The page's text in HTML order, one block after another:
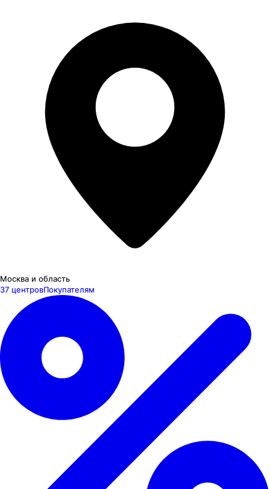
Москва и область
37 центровПокупателям